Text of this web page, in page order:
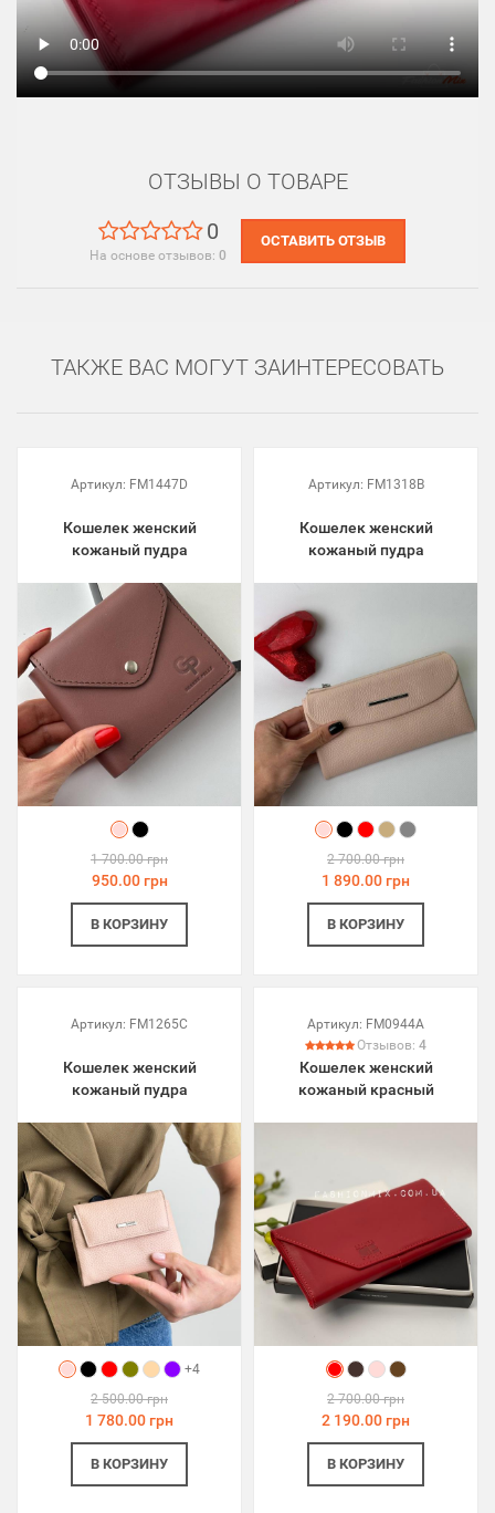
ОТЗЫВЫ О ТОВАРЕ
0
На основе отзывов: 0
ОСТАВИТЬ ОТЗЫВ
ТАКЖЕ ВАС МОГУТ ЗАИНТЕРЕСОВАТЬ
Артикул: FM1447D
Кошелек женский
кожаный пудра
1 700.00 грн
950.00 грн
В КОРЗИНУ
Артикул: FM1318B
Кошелек женский
кожаный пудра
2 700.00 грн
1 890.00 грн
В КОРЗИНУ
Артикул: FM1265C
Кошелек женский
кожаный пудра
+4
2 500.00 грн
1 780.00 грн
В КОРЗИНУ
Артикул: FM0944A
Отзывов: 4
Кошелек женский
кожаный красный
2 700.00 грн
2 190.00 грн
В КОРЗИНУ